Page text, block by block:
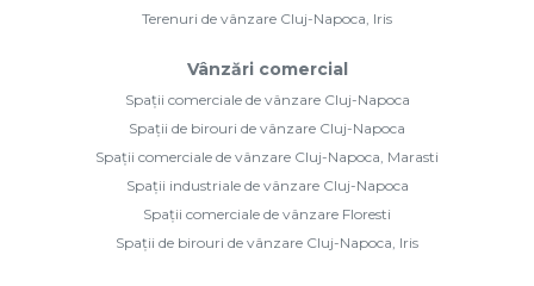
Terenuri de vânzare Cluj-Napoca, Iris
Vânzări comercial
Spații comerciale de vânzare Cluj-Napoca
Spații de birouri de vânzare Cluj-Napoca
Spații comerciale de vânzare Cluj-Napoca, Marasti
Spații industriale de vânzare Cluj-Napoca
Spații comerciale de vânzare Floresti
Spații de birouri de vânzare Cluj-Napoca, Iris